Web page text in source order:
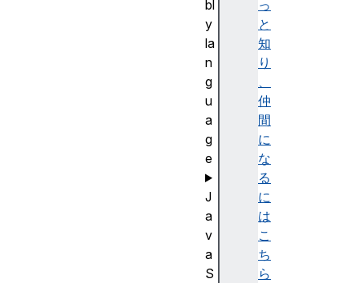
っ
と
知
り
、
仲
間
に
な
る
に
は
こ
ち
ら
bl
y
la
n
g
u
a
g
e
J
a
v
a
S